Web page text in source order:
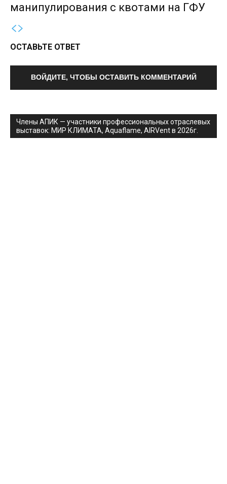
манипулирования с квотами на ГФУ
ОСТАВЬТЕ ОТВЕТ
ВОЙДИТЕ, ЧТОБЫ ОСТАВИТЬ КОММЕНТАРИЙ
Члены АПИК — участники профессиональных отраслевых
выставок: МИР КЛИМАТА, Aquaflame, AIRVent в 2026г.